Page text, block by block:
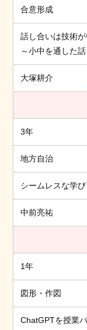
合意形成
話し合いは技術が
～小中を通した
大塚耕介
3年
地方自治
シームレスな学
中前亮祐
1年
図形・作図
ChatGPTを授業